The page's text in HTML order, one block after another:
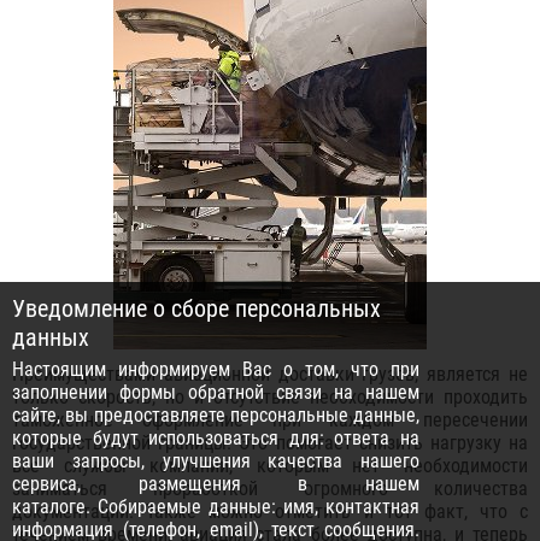
Преимуществами авиационной доставки грузов, является не
только скорость, но и отсутствие необходимости проходить
таможенное оформление при каждом пересечении
государственной границы. Это помогает снизить нагрузку на
все службы компании, которым нет необходимости
заниматься проработкой огромного количества
документации. Также можно отметить и тот факт, что с
течением времени, авиация стала более доступна, и теперь
Уведомление о сборе персональных
данных
Настоящим информируем Вас о том, что при
заполнении формы обратной связи на нашем
сайте, вы предоставляете персональные данные,
которые будут использоваться для: ответа на
ваши запросы, улучшения качества нашего
сервиса, размещения в нашем
каталоге. Собираемые данные: имя, контактная
информация (телефон, email), текст сообщения.